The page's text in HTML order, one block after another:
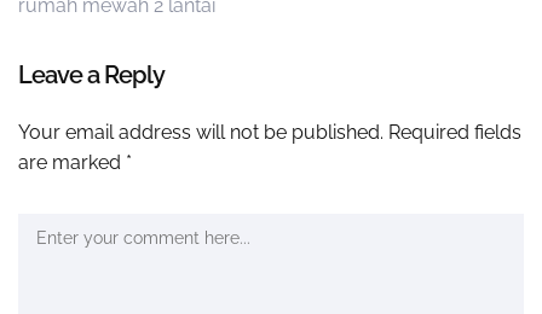
rumah mewah 2 lantai
Leave a Reply
Your email address will not be published. Required fields
are marked *